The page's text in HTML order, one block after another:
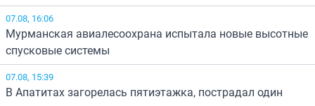
07.08, 16:06
Мурманская авиалесоохрана испытала новые высотные
спусковые системы
07.08, 15:39
В Апатитах загорелась пятиэтажка, пострадал один